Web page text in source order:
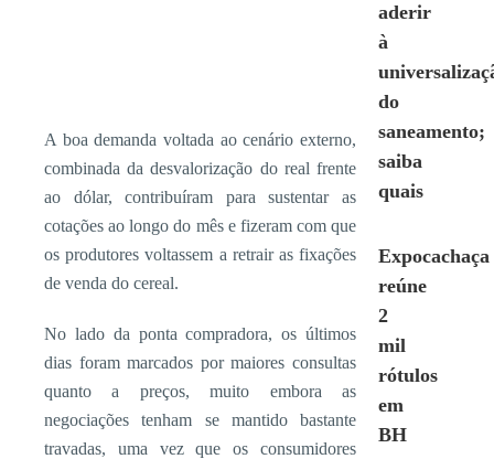
A boa demanda voltada ao cenário externo,
combinada da desvalorização do real frente
ao dólar, contribuíram para sustentar as
cotações ao longo do mês e fizeram com que
os produtores voltassem a retrair as fixações
de venda do cereal.
No lado da ponta compradora, os últimos
dias foram marcados por maiores consultas
quanto a preços, muito embora as
negociações tenham se mantido bastante
travadas, uma vez que os consumidores
aderir
à
do
saneamento;
saiba
quais
Expocachaça
reúne
2
mil
rótulos
em
BH